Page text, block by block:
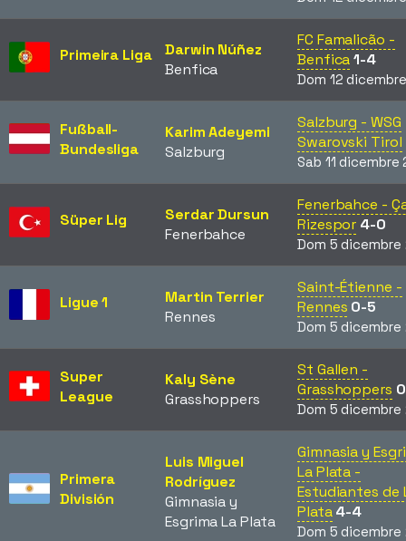
Primeira Liga
Darwin Núñez
Benfica
FC Famalicão -
Benfica 1-4
Dom 12
Fußball-
Bundesliga
Karim Adeyemi
Salzburg
Salzburg - WSG
Swarovski Tirol
Sab 11 dicembre
Süper Lig
Serdar Dursun
Fenerbahce
Fenerbahce -
Rizespor 4-0
Dom 5 dicembre
Ligue 1
Martin Terrier
Rennes
Saint-Étienne -
Rennes 0-5
Dom 5 dicembre
Super
League
Kaly Sène
Grasshoppers
St Gallen -
Grasshoppers
Dom 5 dicembre
Primera
División
Luis Miguel
Rodríguez
Gimnasia y
Esgrima La Plata
Gimnasia y
La Plata -
Estudiantes de
Plata 4-4
Dom 5 dicembre